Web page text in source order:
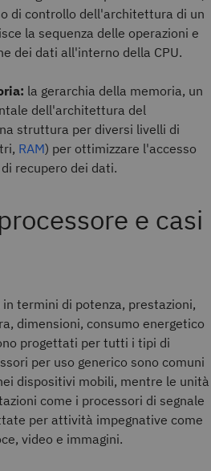
di controllo dell'architettura di un
la sequenza delle operazioni e
dei dati all'interno della CPU.
la gerarchia della memoria, un
dell'architettura del
struttura per diversi livelli di
RAM) per ottimizzare l'accesso
recupero dei dati.
e casi
termini di potenza, prestazioni,
dimensioni, consumo energetico
progettati per tutti i tipi di
per uso generico sono comuni
dispositivi mobili, mentre le unità
come i processori di segnale
per attività impegnative come
video e immagini.